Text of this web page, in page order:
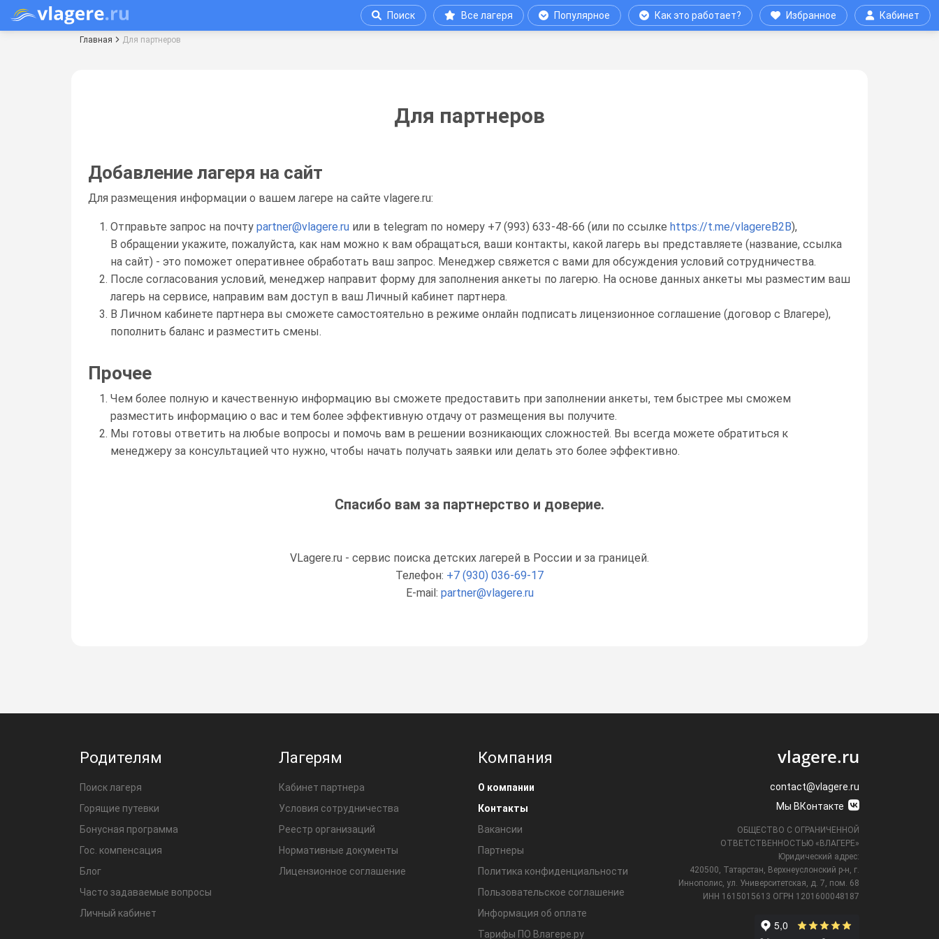
Поиск Все лагеря Популярное Как это работает? Избранное Кабинет
Главная Для партнеров
Для партнеров
Добавление лагеря на сайт
Для размещения информации о вашем лагере на сайте vlagere.ru:
Отправьте запрос на почту partner@vlagere.ru или в telegram по номеру +7 (993) 633-48-66 (или по ссылке https://t.me/vlagereB2B),
В обращении укажите, пожалуйста, как нам можно к вам обращаться, ваши контакты, какой лагерь вы представляете (название, ссылка
на сайт) - это поможет оперативнее обработать ваш запрос. Менеджер свяжется с вами для обсуждения условий сотрудничества.
После согласования условий, менеджер направит форму для заполнения анкеты по лагерю. На основе данных анкеты мы разместим ваш
лагерь на сервисе, направим вам доступ в ваш Личный кабинет партнера.
В Личном кабинете партнера вы сможете самостоятельно в режиме онлайн подписать лицензионное соглашение (договор с Влагере),
пополнить баланс и разместить смены.
Прочее
Чем более полную и качественную информацию вы сможете предоставить при заполнении анкеты, тем быстрее мы сможем
разместить информацию о вас и тем более эффективную отдачу от размещения вы получите.
Мы готовы ответить на любые вопросы и помочь вам в решении возникающих сложностей. Вы всегда можете обратиться к
менеджеру за консультацией что нужно, чтобы начать получать заявки или делать это более эффективно.
Спасибо вам за партнерство и доверие.
VLagere.ru - сервис поиска детских лагерей в России и за границей.
Телефон: +7 (930) 036-69-17
E-mail: partner@vlagere.ru
Родителям
Поиск лагеря
Горящие путевки
Бонусная программа
Гос. компенсация
Блог
Часто задаваемые вопросы
Личный кабинет
Лагерям
Кабинет партнера
Условия сотрудничества
Реестр организаций
Нормативные документы
Лицензионное соглашение
Компания
О компании
Контакты
Вакансии
Партнеры
Политика конфиденциальности
Пользовательское соглашение
Информация об оплате
Тарифы ПО Влагере.ру
vlagere.ru
contact@vlagere.ru
Мы ВКонтакте
ОБЩЕСТВО С ОГРАНИЧЕННОЙ
ОТВЕТСТВЕННОСТЬЮ «ВЛАГЕРЕ»
Юридический адрес:
420500, Татарстан, Верхнеуслонский р-н, г.
Иннополис, ул. Университетская,
д. 7, пом. 68
ИНН 1615015613 ОГРН 1201600048187